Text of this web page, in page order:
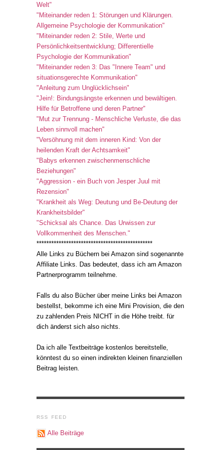
Welt"
"Miteinander reden 1: Störungen und Klärungen.
Allgemeine Psychologie der Kommunikation"
"Miteinander reden 2: Stile, Werte und
Persönlichkeitsentwicklung; Differentielle
Psychologie der Kommunikation"
"Miteinander reden 3: Das "Innere Team" und
situationsgerechte Kommunikation"
"Anleitung zum Unglücklichsein"
"Jein!: Bindungsängste erkennen und bewältigen.
Hilfe für Betroffene und deren Partner"
"Mut zur Trennung - Menschliche Verluste, die das
Leben sinnvoll machen"
"Versöhnung mit dem inneren Kind: Von der
heilenden Kraft der Achtsamkeit"
"Babys erkennen zwischenmenschliche
Beziehungen"
"Aggression - ein Buch von Jesper Juul mit
Rezension"
"Krankheit als Weg: Deutung und Be-Deutung der
Krankheitsbilder"
"Schicksal als Chance. Das Urwissen zur
Vollkommenheit des Menschen."
***********************************************
Alle Links zu Büchern bei Amazon sind sogenannte
Affiliate Links. Das bedeutet, dass ich am Amazon
Partnerprogramm teilnehme.
Falls du also Bücher über meine Links bei Amazon
bestellst, bekomme ich eine Mini Provision, die den
zu zahlenden Preis NICHT in die Höhe treibt. für
dich änderst sich also nichts.
Da ich alle Textbeiträge kostenlos bereitstelle,
könntest du so einen indirekten kleinen finanziellen
Beitrag leisten.
RSS FEED
Alle Beiträge